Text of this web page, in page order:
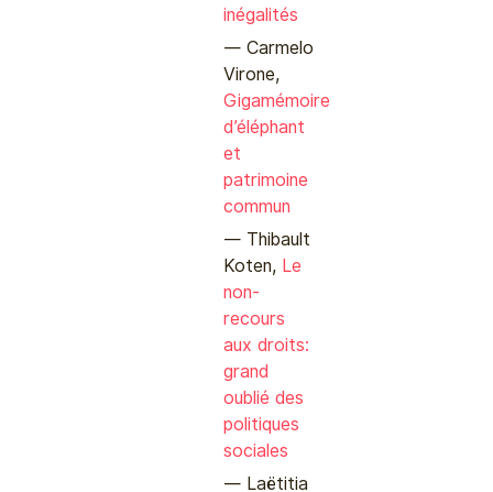
inégalités
Carmelo
Virone,
Gigamémoire
d’éléphant
et
patrimoine
commun
Thibault
Koten, Le
non-
recours
aux droits:
grand
oublié des
politiques
sociales
Laëtitia